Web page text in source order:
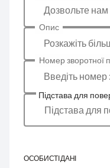
Опис
Введіть номер
Номер зворотної
Підстава для
Підстава для
ОСОБИСТІ ДАНІ